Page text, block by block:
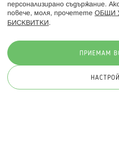
© 2026 Hippoland.net.
персонализирано съдържание.
повече, моля, прочетете ОБЩИ
БИСКВИТКИ .
ПРИЕМАМ